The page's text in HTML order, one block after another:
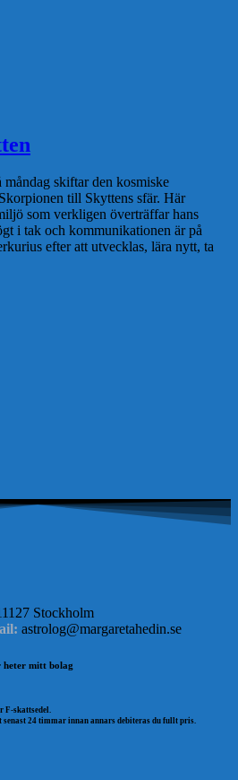
skiftar den kosmiske
till Skyttens sfär. Här
som verkligen överträffar hans
i tak och kommunikationen är på
efter att utvecklas, lära nytt, ta
Stockholm
astrolog@margaretahedin.se
heter mitt bolag
F-skattsedel.
senast 24 timmar innan annars debiteras du fullt pris.